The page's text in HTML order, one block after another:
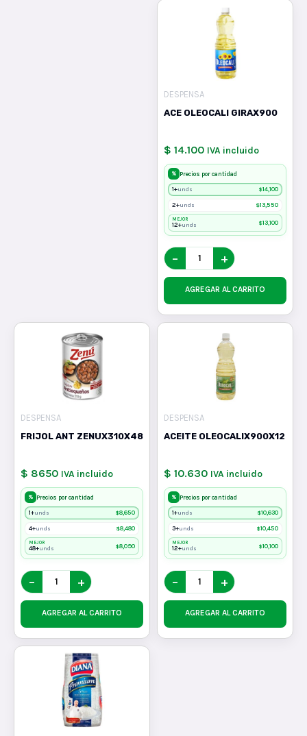
DESPENSA
ACE OLEOCALI GIRAX900
$ 14.100 IVA incluido
% Precios por cantidad
1+unds $14,100
2+unds $13,550
MEJOR
12+unds $13,100
− +
AGREGAR AL CARRITO
DESPENSA
FRIJOL ANT ZENUX310X48
$ 8650 IVA incluido
% Precios por cantidad
1+unds $8,650
4+unds $8,480
MEJOR
48+unds $8,090
− +
AGREGAR AL CARRITO
DESPENSA
ACEITE OLEOCALIX900X12
$ 10.630 IVA incluido
% Precios por cantidad
1+unds $10,630
3+unds $10,450
MEJOR
12+unds $10,100
− +
AGREGAR AL CARRITO